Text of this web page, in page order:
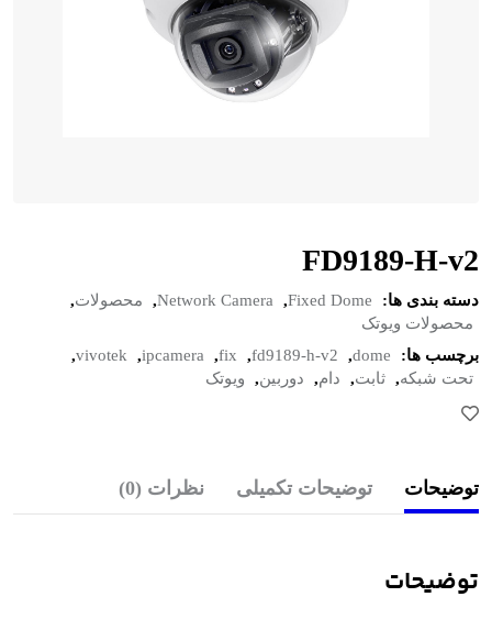
FD9189-H-v2
دسته بندی ها: Fixed Dome
,
Network Camera
, محصولات,
محصولات ویوتک
برچسب ها:
dome
,
fd9189-h-v2
,
fix
,
ipcamera
,
vivotek
,
تحت شبکه, ثابت, دام, دوربین, ویوتک
توضیحات توضیحات تکمیلی نظرات (0)
توضیحات